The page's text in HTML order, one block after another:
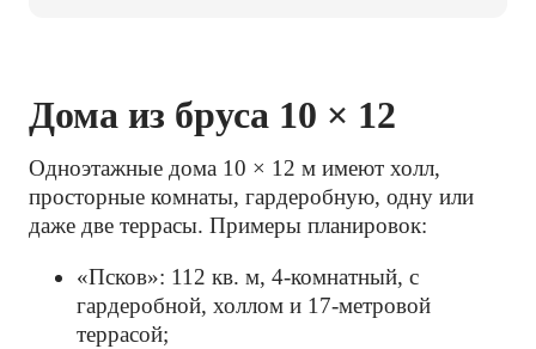
Дома из бруса 10 × 12
Одноэтажные дома 10 × 12 м имеют холл,
просторные комнаты, гардеробную, одну или
даже две террасы. Примеры планировок:
«Псков»: 112 кв. м, 4-комнатный, с
гардеробной, холлом и 17-метровой
террасой;